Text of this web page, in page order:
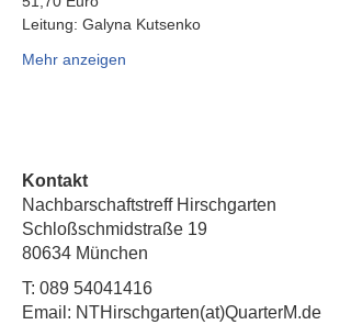
Leitung: Galyna Kutsenko
Mehr anzeigen
Kontakt
Nachbarschaftstreff Hirschgarten
Schloßschmidstraße 19
80634 München
T: 089 54041416
Email: NTHirschgarten(at)QuarterM.de